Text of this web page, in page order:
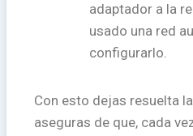
adaptador a la
usado una red
configurarlo.
Con esto dejas resuelta
aseguras de que, cada